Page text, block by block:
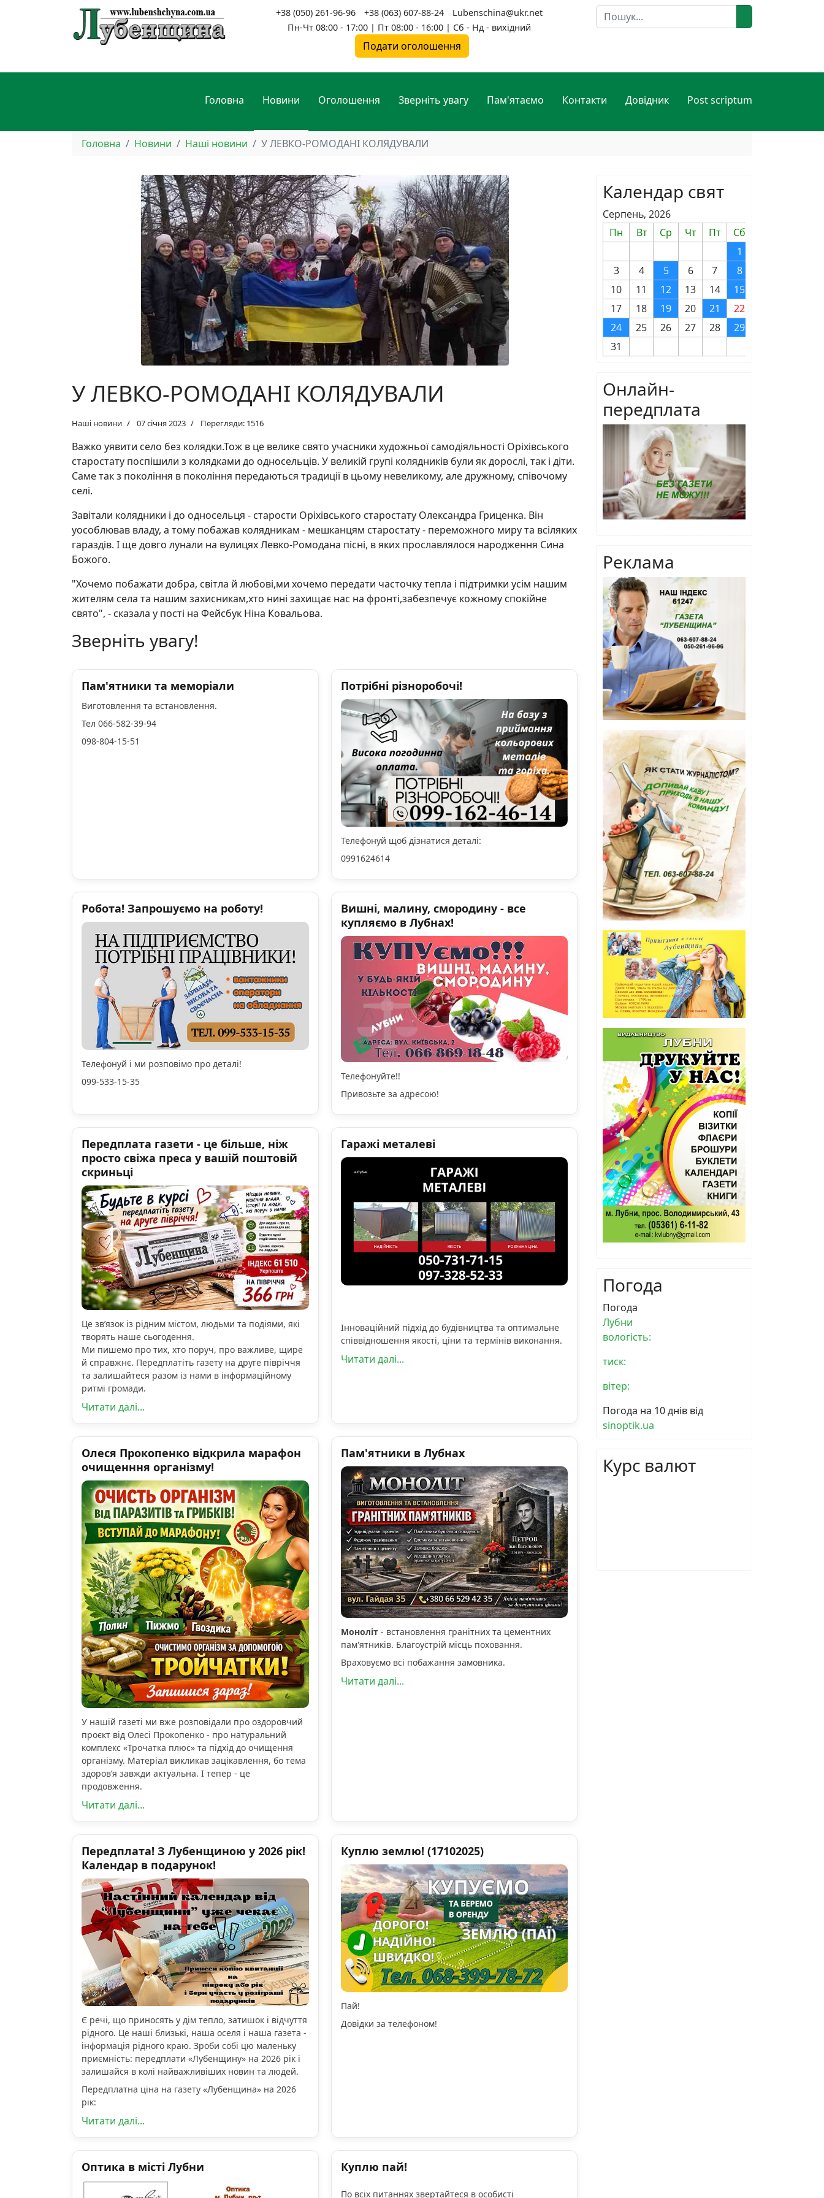
+38 (050) 261-96-96 +38 (063) 607-88-24
Lubenschina@ukr.net
Пн-Чт 08:00 - 17:00 | Пт 08:00 - 16:00 | Сб - Нд - вихідний
Подати оголошення
Пошук
Головна Новини Оголошення Зверніть увагу Пам'ятаємо Контакти Довідник Post scriptum
Головна Новини Наші новини У ЛЕВКО-РОМОДАНІ КОЛЯДУВАЛИ
У ЛЕВКО-РОМОДАНІ КОЛЯДУВАЛИ
Наші новини 07 січня 2023 Перегляди: 1516
Важко уявити село без колядки.Тож в це велике свято учасники художньої самодіяльності Оріхівського
старостату поспішили з колядками до односельців. У великій групі колядників були як дорослі, так і діти.
Саме так з покоління в покоління передаються традиції в цьому невеликому, але дружному, співочому
селі.
Завітали колядники і до односельця - старости Оріхівського старостату Олександра Гриценка. Він
уособлював владу, а тому побажав колядникам - мешканцям старостату - переможного миру та всіляких
гараздів. І ще довго лунали на вулицях Левко-Ромодана пісні, в яких прославлялося народження Сина
Божого.
"Хочемо побажати добра, світла й любові,ми хочемо передати часточку тепла і підтримки усім нашим
жителям села та нашим захисникам,хто нині захищає нас на фронті,забезпечує кожному спокійне
свято", - сказала у пості на Фейсбук Ніна Ковальова.
Зверніть увагу!
Пам'ятники та меморіали
Виготовлення та встановлення.
Тел 066-582-39-94
098-804-15-51
Потрібні різноробочі!
Телефонуй щоб дізнатися деталі:
0991624614
Робота! Запрошуємо на роботу!
Телефонуй і ми розповімо про деталі!
099-533-15-35
Вишні, малину, смородину - все
купляємо в Лубнах!
Телефонуйте!!
Привозьте за адресою!
Передплата газети - це більше, ніж
просто свіжа преса у вашій поштовій
скриньці
Це зв’язок із рідним містом, людьми та подіями, які
творять наше сьогодення.
Ми пишемо про тих, хто поруч, про важливе, щире
й справжнє. Передплатіть газету на друге півріччя
та залишайтеся разом із нами в інформаційному
ритмі громади.
Читати далі...
Гаражі металеві
Інноваційний підхід до будівництва та оптимальне
співвідношення якості, ціни та термінів виконання.
Читати далі...
Олеся Прокопенко відкрила марафон
очищенння організму!
У нашій газеті ми вже розповідали про оздоровчий
проєкт від Олесі Прокопенко - про натуральний
комплекс «Трочатка плюс» та підхід до очищення
організму. Матеріал викликав зацікавлення, бо тема
здоров’я завжди актуальна. І тепер - це
продовження.
Читати далі...
Пам'ятники в Лубнах
Моноліт- встановлення гранітних та цементних
пам'ятників. Благоустрій місць поховання.
Враховуємо всі побажання замовника.
Читати далі...
Передплата! З Лубенщиною у 2026 рік!
Календар в подарунок!
Є речі, що приносять у дім тепло, затишок і відчуття
рідного. Це наші близькі, наша оселя і наша газета -
інформація рідного краю. Зроби собі цю маленьку
приємність: передплати «Лубенщину» на 2026 рік і
залишайся в колі найважливіших новин та людей.
Передплатна ціна на газету «Лубенщина» на 2026
рік:
Читати далі...
Куплю землю! (17102025)
Пай!
Довідки за телефоном!
Оптика в місті Лубни Куплю пай!
По всіх питаннях звертайтеся в особисті
Календар свят
Серпень, 2026
Пн
Вт Ср Чт Пт Сб
1
3
4 5 6 7 8
10
11 12 13 14 15
17
18 19 20 21 22
24
25 26 27 28 29
31
Онлайн-
передплата
Реклама
Погода
Погода
Лубни
вологість:
тиск:
вітер:
Погода на 10 днів від
sinoptik.ua
Курс валют